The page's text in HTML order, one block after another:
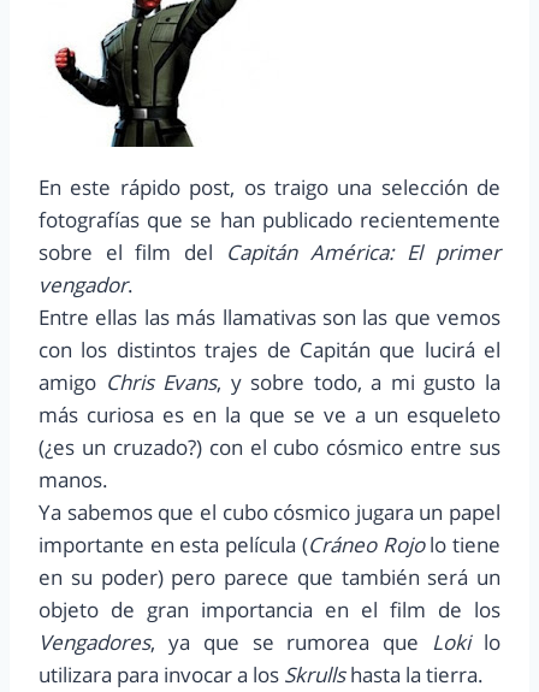
En este rápido post, os traigo una selección de
fotografías que se han publicado recientemente
sobre el film del Capitán América: El primer
vengador.
Entre ellas las más llamativas son las que vemos
con los distintos trajes de Capitán que lucirá el
amigo Chris Evans, y sobre todo, a mi gusto la
más curiosa es en la que se ve a un esqueleto
(¿es un cruzado?) con el cubo cósmico entre sus
manos.
Ya sabemos que el cubo cósmico jugara un papel
importante en esta película (Cráneo Rojolo tiene
en su poder) pero parece que también será un
objeto de gran importancia en el film de los
Vengadores, ya que se rumorea que Lokilo
utilizara para invocar a los Skrullshasta la tierra.